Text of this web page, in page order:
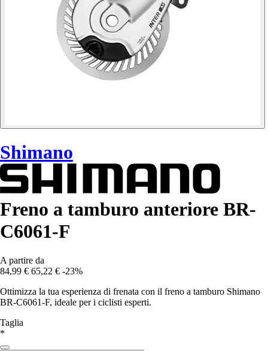
Shimano
Freno a tamburo anteriore BR-
C6061-F
A partire da
84,99 € 65,22 € -23%
Ottimizza la tua esperienza di frenata con il freno a tamburo Shimano
BR-C6061-F, ideale per i ciclisti esperti.
Taglia
*